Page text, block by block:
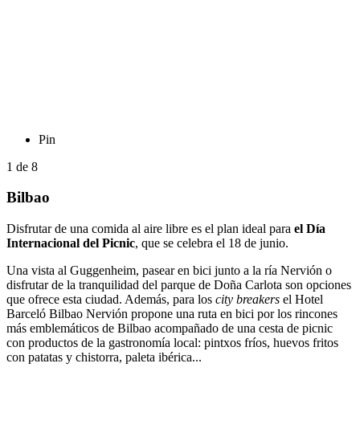
Pin
1 de 8
Bilbao
Disfrutar de una comida al aire libre es el plan ideal para el Día
Internacional del Picnic, que se celebra el 18 de junio.
Una vista al Guggenheim, pasear en bici junto a la ría Nervión o
disfrutar de la tranquilidad del parque de Doña Carlota son opciones
que ofrece esta ciudad. Además, para los city breakers el Hotel
Barceló Bilbao Nervión propone una ruta en bici por los rincones
más emblemáticos de Bilbao acompañado de una cesta de picnic
con productos de la gastronomía local: pintxos fríos, huevos fritos
con patatas y chistorra, paleta ibérica...